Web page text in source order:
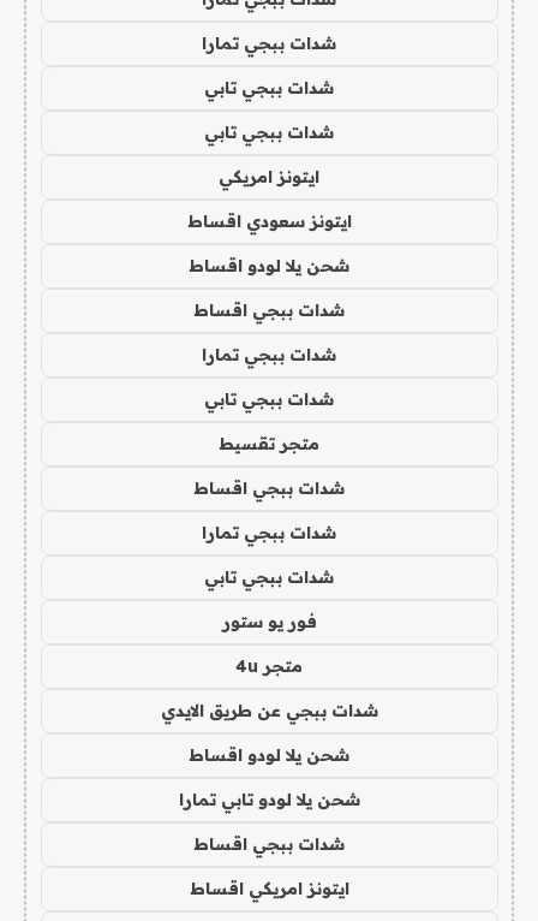
شدات ببجي تمارا
شدات ببجي تابي
شدات ببجي تابي
ايتونز امريكي
ايتونز سعودي اقساط
شحن يلا لودو اقساط
شدات ببجي اقساط
شدات ببجي تمارا
شدات ببجي تابي
متجر تقسيط
شدات ببجي اقساط
شدات ببجي تمارا
شدات ببجي تابي
فور يو ستور
متجر 4u
شدات ببجي عن طريق الايدي
شحن يلا لودو اقساط
شحن يلا لودو تابي تمارا
شدات ببجي اقساط
ايتونز امريكي اقساط